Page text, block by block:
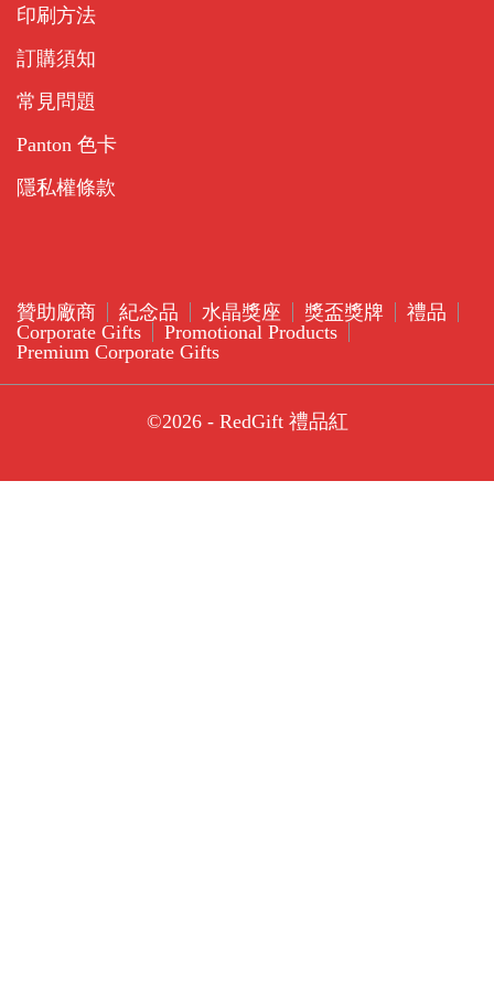
印刷方法
訂購須知
常見問題
Panton 色卡
隱私權條款
贊助廠商 紀念品 水晶獎座 獎盃獎牌
禮品
Corporate Gifts
Promotional Products
Premium Corporate Gifts
©2026 - RedGift 禮品紅